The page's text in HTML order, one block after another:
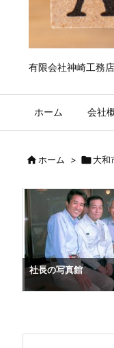
有限会社神崎工務
ホーム 会社
ホーム > 大和
社長の写真館